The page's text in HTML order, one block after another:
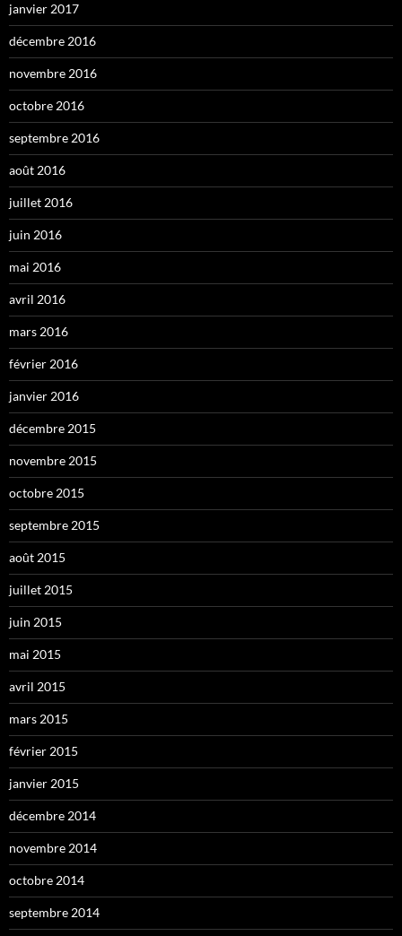
janvier 2017
décembre 2016
novembre 2016
octobre 2016
septembre 2016
août 2016
juillet 2016
juin 2016
mai 2016
avril 2016
mars 2016
février 2016
janvier 2016
décembre 2015
novembre 2015
octobre 2015
septembre 2015
août 2015
juillet 2015
juin 2015
mai 2015
avril 2015
mars 2015
février 2015
janvier 2015
décembre 2014
novembre 2014
octobre 2014
septembre 2014